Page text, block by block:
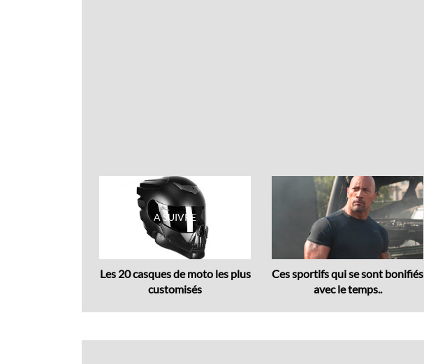
Les 20 casques de moto les plus
customisés
Ces sportifs qui se sont bonifiés
avec le temps..